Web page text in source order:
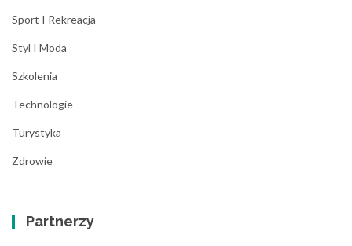
Sport I Rekreacja
Styl I Moda
Szkolenia
Technologie
Turystyka
Zdrowie
Partnerzy